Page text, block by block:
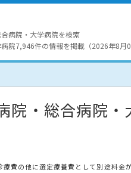
病院・大学病院を検索
院7,946件の情報を掲載（2026年8月
院・総合病院・
費の他に選定療養費として別途料金が